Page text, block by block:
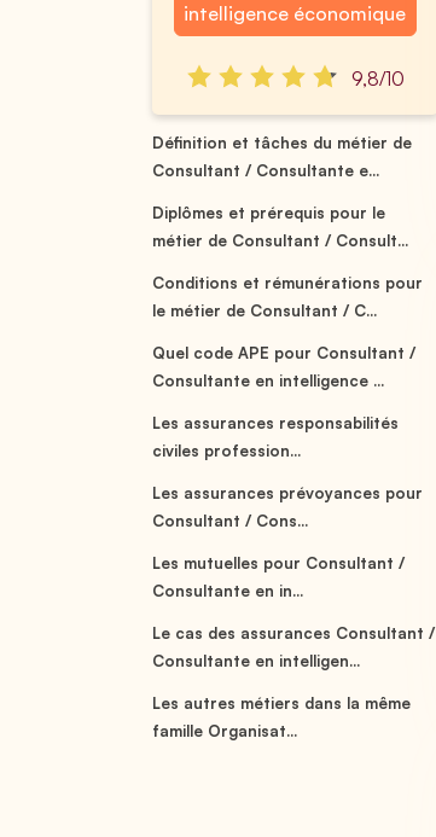
intelligence économique
9,8/10
Définition et tâches du métier de
Consultant / Consultante e...
Diplômes et prérequis pour le
métier de Consultant / Consult...
Conditions et rémunérations pour
le métier de Consultant / C...
Quel code APE pour Consultant /
Consultante en intelligence ...
Les assurances responsabilités
civiles profession...
Les assurances prévoyances pour
Consultant / Cons...
Les mutuelles pour Consultant /
Consultante en in...
Le cas des assurances Consultant /
Consultante en intelligen...
Les autres métiers dans la même
famille Organisat...